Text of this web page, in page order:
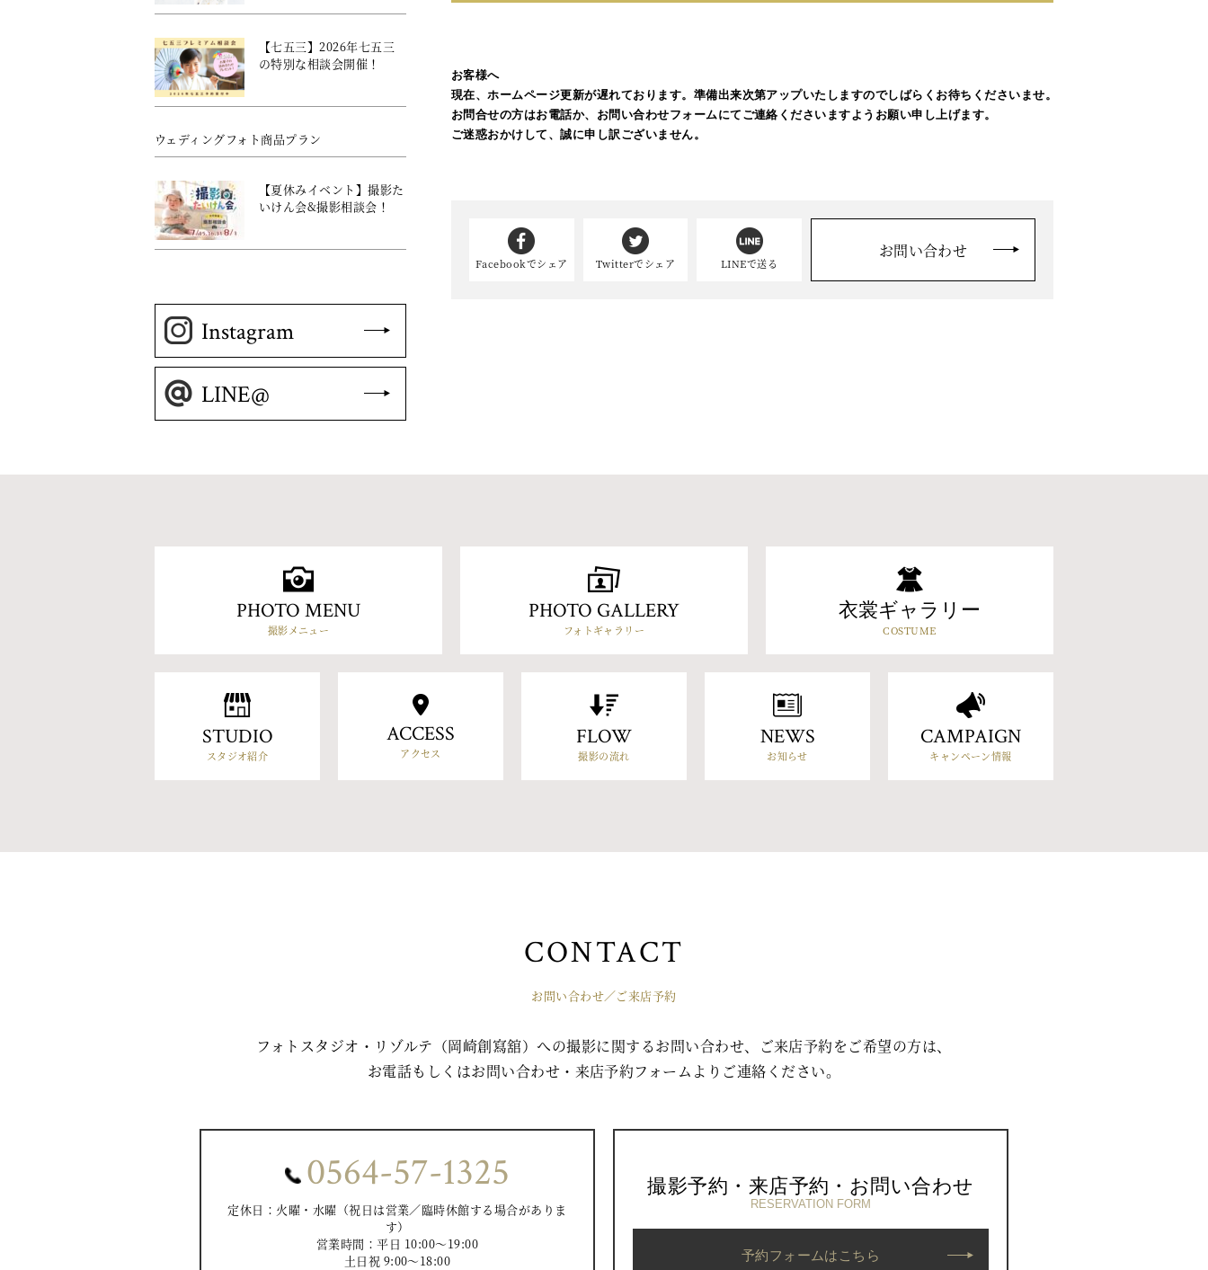
お客様へ
現在、ホームページ更新が遅れております。準備出来次第アップいたしますのでしばらくお待ちくださいませ。
お問合せの方はお電話か、お問い合わせフォームにてご連絡くださいますようお願い申し上げます。
ご迷惑おかけして、誠に申し訳ございません。
Facebookでシェア Twitterでシェア LINEで送る
お問い合わせ
【七五三】2026年七五三
の特別な相談会開催！
ウェディングフォト商品プラン
【夏休みイベント】撮影た
いけん会&撮影相談会！
Instagram
LINE@
PHOTO MENU
撮影メニュー
PHOTO GALLERY
フォトギャラリー
衣裳ギャラリー
COSTUME
STUDIO
スタジオ紹介
ACCESS
アクセス
FLOW
撮影の流れ
NEWS
お知らせ
CAMPAIGN
キャンペーン情報
CONTACT
お問い合わせ／ご来店予約
フォトスタジオ・リゾルテ（岡崎創寫舘）への撮影に関するお問い合わせ、ご来店予約をご希望の方は、
お電話もしくはお問い合わせ・来店予約フォームよりご連絡ください。
0564-57-1325
定休日：火曜・水曜（祝日は営業／臨時休館する場合がありま
す）
営業時間：平日 10:00〜19:00
土日祝 9:00〜18:00
撮影予約・来店予約・お問い合わせ
RESERVATION FORM
予約フォームはこちら